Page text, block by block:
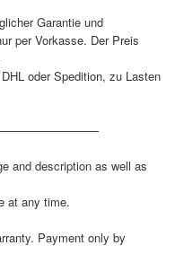
Garantie und
per Vorkasse. Der Preis
oder Spedition, zu Lasten
and description as well as
at any time.
Payment only by